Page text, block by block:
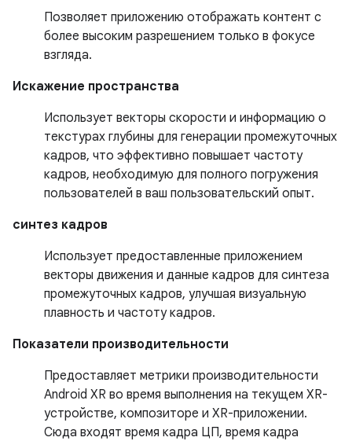
Позволяет приложению отображать контент с
более высоким разрешением только в фокусе
взгляда.
Искажение пространства
Использует векторы скорости и информацию о
текстурах глубины для генерации промежуточных
кадров, что эффективно повышает частоту
кадров, необходимую для полного погружения
пользователей в ваш пользовательский опыт.
синтез кадров
Использует предоставленные приложением
векторы движения и данные кадров для синтеза
промежуточных кадров, улучшая визуальную
плавность и частоту кадров.
Показатели производительности
Предоставляет метрики производительности
Android XR во время выполнения на текущем XR-
устройстве, композиторе и XR-приложении.
Сюда входят время кадра ЦП, время кадра